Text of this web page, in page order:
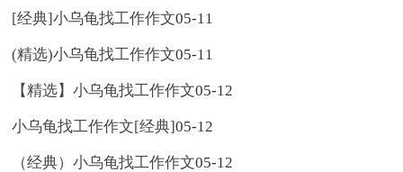
[经典]小乌龟找工作作文05-11
(精选)小乌龟找工作作文05-11
【精选】小乌龟找工作作文05-12
小乌龟找工作作文[经典]05-12
（经典）小乌龟找工作作文05-12